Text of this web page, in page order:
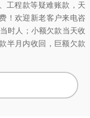
工程款等疑难账款，天
！欢迎新老客户来电咨
时人；小额欠款当天收
半月内收回，巨额欠款